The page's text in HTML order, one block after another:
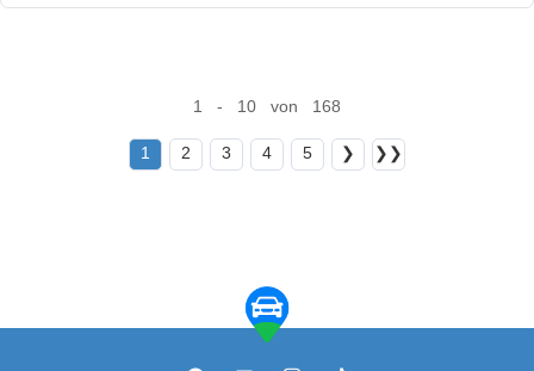
1 - 10 von 168
1 2 3 4 5 ❯ ❯❯